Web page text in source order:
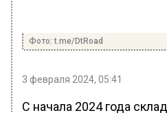
Фото: t.me/DtRoad
3 февраля 2024, 05:41
С начала 2024 года